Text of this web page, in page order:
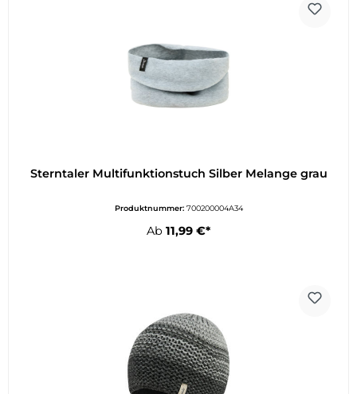
Sterntaler Multifunktionstuch Silber Melange grau
Produktnummer: 700200004A34
Ab 11,99 €*